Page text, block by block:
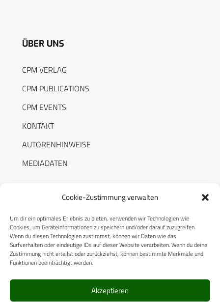
Cookie-Zustimmung verwalten
Um dir ein optimales Erlebnis zu bieten, verwenden wir Technologien wie
Cookies, um Geräteinformationen zu speichern und/oder darauf zuzugreifen.
Wenn du diesen Technologien zustimmst, können wir Daten wie das
Surfverhalten oder eindeutige IDs auf dieser Website verarbeiten. Wenn du deine
Zustimmung nicht erteilst oder zurückziehst, können bestimmte Merkmale und
Funktionen beeinträchtigt werden.
Akzeptieren
ÜBER UNS
CPM VERLAG
CPM PUBLICATIONS
CPM EVENTS
KONTAKT
AUTORENHINWEISE
MEDIADATEN
RECHTLICHES
Datenschutzerklärung
Cookie-Richtlinie (EU)